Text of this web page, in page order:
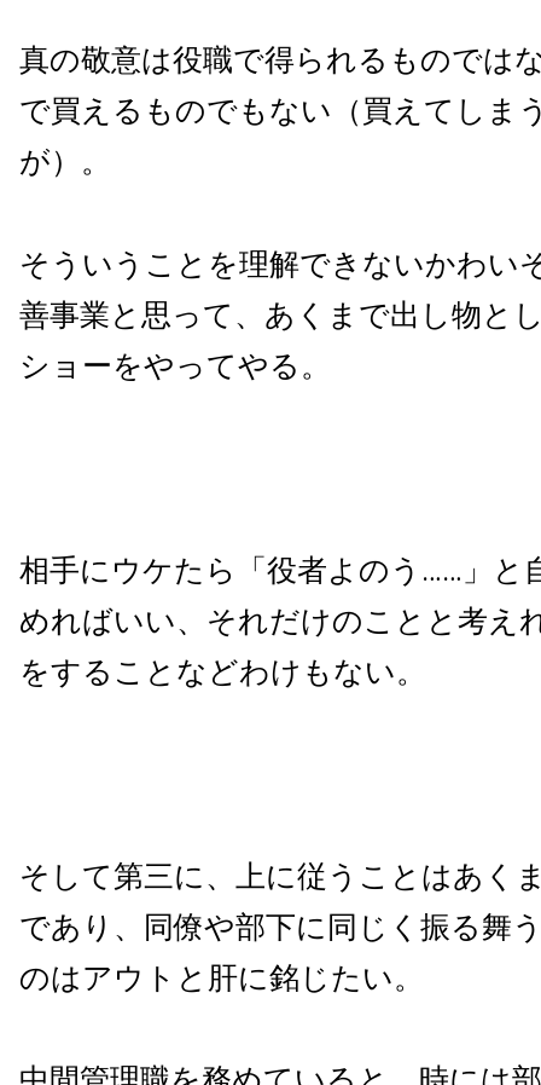
真の敬意は役職で得られるものでは
で買えるものでもない（買えてしま
が）。
そういうことを理解できないかわい
善事業と思って、あくまで出し物と
ショーをやってやる。
相手にウケたら「役者よのう……」と
めればいい、それだけのことと考え
をすることなどわけもない。
そして第三に、上に従うことはあく
であり、同僚や部下に同じく振る舞
のはアウトと肝に銘じたい。